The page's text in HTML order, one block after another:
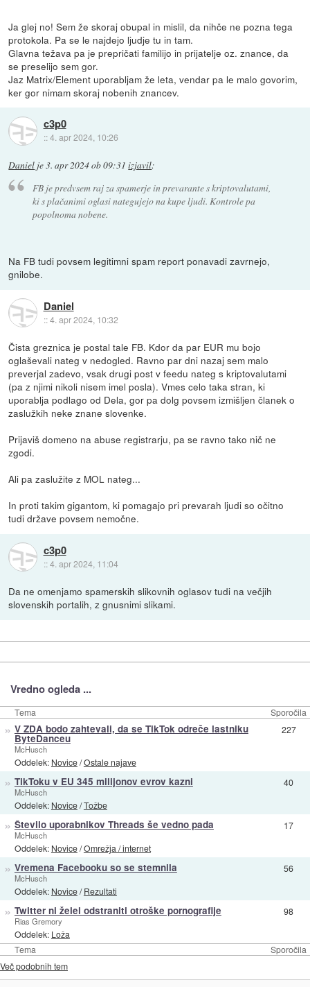
Ja glej no! Sem že skoraj obupal in mislil, da nihče ne pozna tega
protokola. Pa se le najdejo ljudje tu in tam.
Glavna težava pa je prepričati familijo in prijatelje oz. znance, da
se preselijo sem gor.
Jaz Matrix/Element uporabljam že leta, vendar pa le malo govorim,
ker gor nimam skoraj nobenih znancev.
c3p0
::4. apr 2024, 10:26
Daniel je3. apr 2024 ob 09:31 izjavil:
FB je predvsem raj za spamerje in prevarante s kriptovalutami,
ki s plačanimi oglasi nategujejo na kupe ljudi. Kontrole pa
popolnoma nobene.
Na FB tudi povsem legitimni spam report ponavadi zavrnejo,
gnilobe.
Daniel
::4. apr 2024, 10:32
Čista greznica je postal tale FB. Kdor da par EUR mu bojo
oglaševali nateg v nedogled. Ravno par dni nazaj sem malo
preverjal zadevo, vsak drugi post v feedu nateg s kriptovalutami
(pa z njimi nikoli nisem imel posla). Vmes celo taka stran, ki
uporablja podlago od Dela, gor pa dolg povsem izmišljen članek o
zaslužkih neke znane slovenke.
Prijaviš domeno na abuse registrarju, pa se ravno tako nič ne
zgodi.
Ali pa zaslužite z MOL nateg...
In proti takim gigantom, ki pomagajo pri prevarah ljudi so očitno
tudi države povsem nemočne.
c3p0
::4. apr 2024, 11:04
Da ne omenjamo spamerskih slikovnih oglasov tudi na večjih
slovenskih portalih, z gnusnimi slikami.
Vredno ogleda ...
Tema Sporočila
Tema Sporočila
» V ZDA bodo zahtevali, da se TikTok odreče lastniku
ByteDanceu
McHusch
Oddelek: Novice/Ostale najave
227
» TikToku v EU 345 milijonov evrov kazni
McHusch
Oddelek: Novice/Tožbe
40
» Število uporabnikov Threads še vedno pada
McHusch
Oddelek: Novice/Omrežja / internet
17
» Vremena Facebooku so se stemnila
McHusch
Oddelek: Novice/Rezultati
56
» Twitter ni želel odstraniti otroške pornografije
Rias Gremory
Oddelek: Loža
98
Več podobnih tem